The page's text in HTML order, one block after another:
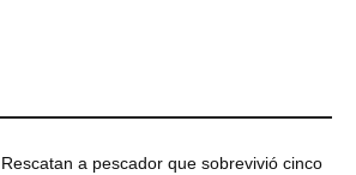
Rescatan a pescador que sobrevivió cinco